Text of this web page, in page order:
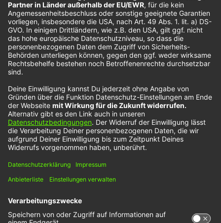
Mehr NOXX Interviews gibt es hier
Wir benötigen Ihre Zustimmung, um
den YouTube Video-Service zu
laden!
Wir verwenden einen Service eines
Drittanbieters, um Videoinhalte einzubetten.
Dieser Service kann Daten zu Ihren Aktivitäten
sammeln. Bitte lesen Sie die Details durch und
stimmen Sie der Nutzung des Service zu, um
dieses Video anzusehen.
Mehr Informationen
powered by
Platform